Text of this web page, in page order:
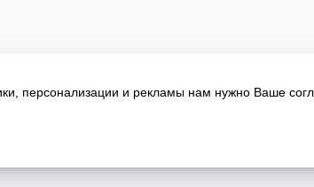
персонализации и рекламы нам нужно Ваше